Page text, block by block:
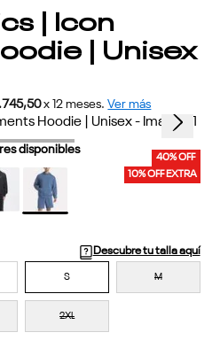
| Icon
| Unisex
x 12 meses. Ver más
40% OFF
10% OFF EXTRA
disponibles
Descubre tu talla aquí
S M
2XL